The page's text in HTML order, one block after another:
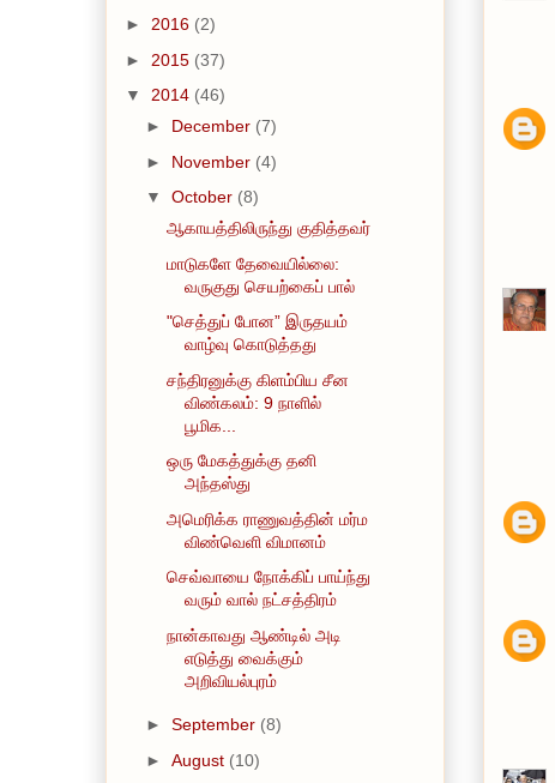
► 2016 (2)
► 2015 (37)
▼ 2014 (46)
► December (7)
► November (4)
▼ October (8)
ஆகாயத்திலிருந்து குதித்தவர்
மாடுகளே தேவையில்லை:
வருகுது செயற்கைப் பால்
"செத்துப் போன” இருதயம்
வாழ்வு கொடுத்தது
சந்திரனுக்கு கிளம்பிய சீன
விண்கலம்: 9 நாளில்
பூமிக...
ஒரு மேகத்துக்கு தனி
அந்தஸ்து
அமெரிக்க ராணுவத்தின் மர்ம
விண்வெளி விமானம்
செவ்வாயை நோக்கிப் பாய்ந்து
வரும் வால் நட்சத்திரம்
நான்காவது ஆண்டில் அடி
எடுத்து வைக்கும்
அறிவியல்புரம்
► September (8)
► August (10)